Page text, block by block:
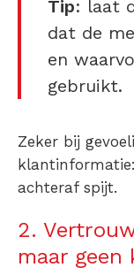
Tip: laat
dat de
en
gebruikt.
Zeker bij
achteraf spijt.
2.
maar geen